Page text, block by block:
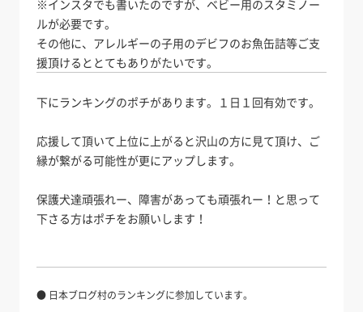
※インスタでも書いたのですが、ベビー用のスタミノー
ルが必要です。
その他に、アレルギーの子用のデビフのお魚缶詰等ご支
援頂けるととてもありがたいです。
下にランキングのポチがあります。１日１回有効です。
応援して頂いて上位に上がると沢山の方に見て頂け、ご
縁が繋がる可能性が更にアップします。
保護犬達頑張れー、障害があっても頑張れー！と思って
下さる方はポチをお願いします！
● 日本ブログ村のランキングに参加しています。